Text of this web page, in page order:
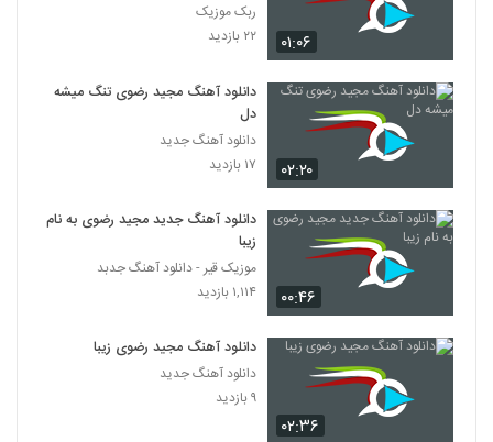
۰۱:۰۶
ربک موزیک
۲۲ بازدید
۰۲:۲۰
دانلود آهنگ مجید رضوی تنگ میشه
دل
دانلود آهنگ جدید
۱۷ بازدید
۰۰:۴۶
دانلود آهنگ جدید مجید رضوی به نام
زیبا
موزیک قیر - دانلود آهنگ جدبد
۱,۱۱۴ بازدید
۰۲:۳۶
دانلود آهنگ مجید رضوی زیبا
دانلود آهنگ جدید
۹ بازدید